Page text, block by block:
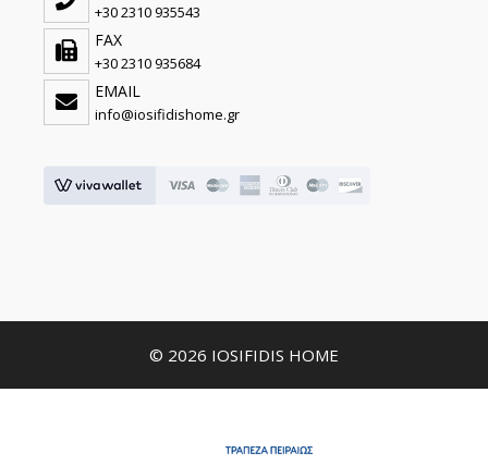
+30 2310 935543
FAX
+30 2310 935684
EMAIL
info@iosifidishome.gr
© 2026 IOSIFIDIS HOME